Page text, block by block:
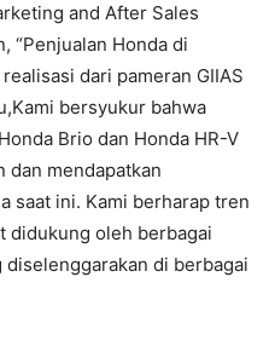
and After Sales
“Penjualan Honda di
dari pameran GIIAS
bersyukur bahwa
Brio dan Honda HR-V
mendapatkan
saat ini. Kami berharap tren
didukung oleh berbagai
di berbagai